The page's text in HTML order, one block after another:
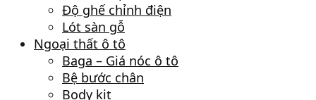
Độ ghế chỉnh điện
Lót sàn gỗ
Ngoại thất ô tô
Baga – Giá nóc ô tô
Bệ bước chân
Body kit